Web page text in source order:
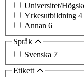
Universitet/
Yrkesutbildning 4
Annan 6
Språk
Svenska 7
Etikett